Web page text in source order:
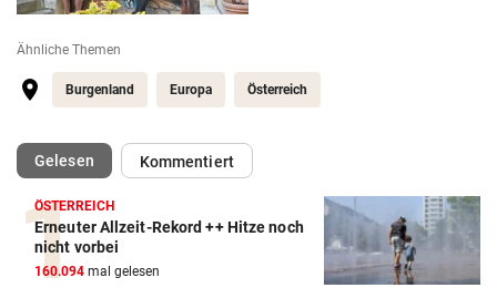
Ähnliche Themen
Burgenland Europa Österreich
Gelesen(ausgewählt)Kommentiert
ÖSTERREICH
Erneuter Allzeit-Rekord ++ Hitze noch
nicht vorbei
160.094 mal gelesen